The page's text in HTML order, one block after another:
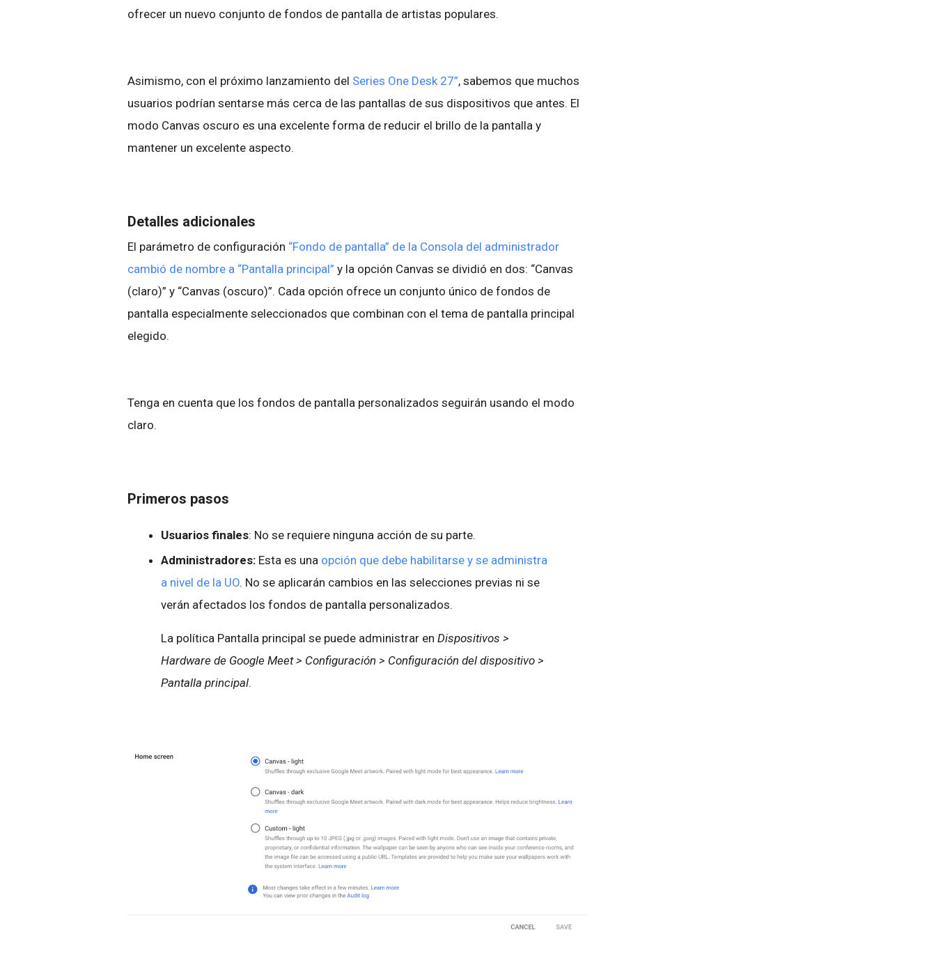
ofrecer un nuevo conjunto de fondos de pantalla de artistas populares.
Asimismo, con el próximo lanzamiento del Series One Desk 27”, sabemos que muchos
usuarios podrían sentarse más cerca de las pantallas de sus dispositivos que antes. El
modo Canvas oscuro es una excelente forma de reducir el brillo de la pantalla y
mantener un excelente aspecto.
Detalles adicionales
El parámetro de configuración “Fondo de pantalla” de la Consola del administrador
cambió de nombre a “Pantalla principal” y la opción Canvas se dividió en dos: “Canvas
(claro)” y “Canvas (oscuro)”. Cada opción ofrece un conjunto único de fondos de
pantalla especialmente seleccionados que combinan con el tema de pantalla principal
elegido.
Tenga en cuenta que los fondos de pantalla personalizados seguirán usando el modo
claro.
Primeros pasos
Usuarios finales: No se requiere ninguna acción de su parte.
Administradores: Esta es una opción que debe habilitarse y se administra
a nivel de la UO. No se aplicarán cambios en las selecciones previas ni se
verán afectados los fondos de pantalla personalizados.
La política Pantalla principal se puede administrar en Dispositivos >
Hardware de Google Meet > Configuración > Configuración del dispositivo >
Pantalla principal.